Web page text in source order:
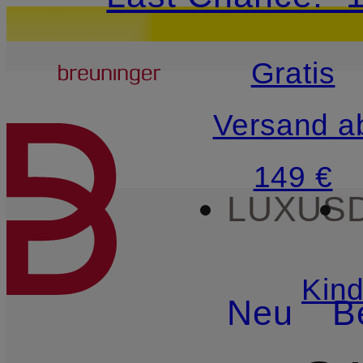
ZUM HAUPTINHALT
15€-
Breuninger
Gratis
Versand
149 €
LUXUS
Neu